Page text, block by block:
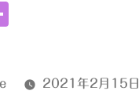
2021年2月15日